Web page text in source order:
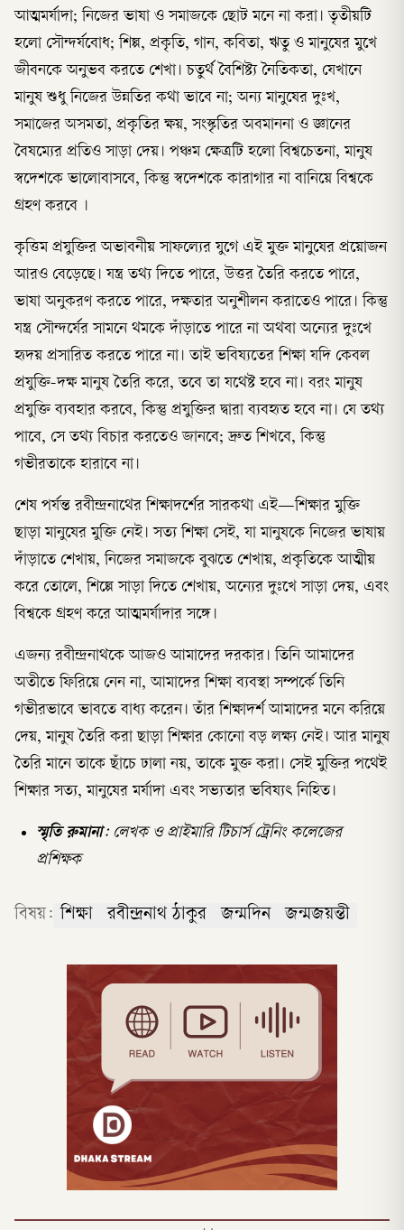
আত্মমর্যাদা; নিজের ভাষা ও সমাজকে ছোট মনে না করা। তৃতীয়টি
হলো সৌন্দর্যবোধ; শিল্প, প্রকৃতি, গান, কবিতা, ঋতু ও মানুষের মুখে
জীবনকে অনুভব করতে শেখা। চতুর্থ বৈশিষ্ট্য নৈতিকতা, যেখানে
মানুষ শুধু নিজের উন্নতির কথা ভাবে না; অন্য মানুষের দুঃখ,
সমাজের অসমতা, প্রকৃতির ক্ষয়, সংস্কৃতির অবমাননা ও জ্ঞানের
বৈষম্যের প্রতিও সাড়া দেয়। পঞ্চম ক্ষেত্রটি হলো বিশ্বচেতনা, মানুষ
স্বদেশকে ভালোবাসবে, কিন্তু স্বদেশকে কারাগার না বানিয়ে বিশ্বকে
গ্রহণ করবে ।
কৃত্তিম প্রযুক্তির অভাবনীয় সাফল্যের যুগে এই মুক্ত মানুষের প্রয়োজন
আরও বেড়েছে। যন্ত্র তথ্য দিতে পারে, উত্তর তৈরি করতে পারে,
ভাষা অনুকরণ করতে পারে, দক্ষতার অনুশীলন করাতেও পারে। কিন্তু
যন্ত্র সৌন্দর্যের সামনে থমকে দাঁড়াতে পারে না অথবা অন্যের দুঃখে
হৃদয় প্রসারিত করতে পারে না। তাই ভবিষ্যতের শিক্ষা যদি কেবল
প্রযুক্তি-দক্ষ মানুষ তৈরি করে, তবে তা যথেষ্ট হবে না। বরং মানুষ
প্রযুক্তি ব্যবহার করবে, কিন্তু প্রযুক্তির দ্বারা ব্যবহৃত হবে না। যে তথ্য
পাবে, সে তথ্য বিচার করতেও জানবে; দ্রুত শিখবে, কিন্তু
গভীরতাকে হারাবে না।
শেষ পর্যন্ত রবীন্দ্রনাথের শিক্ষাদর্শের সারকথা এই—শিক্ষার মুক্তি
ছাড়া মানুষের মুক্তি নেই। সত্য শিক্ষা সেই, যা মানুষকে নিজের ভাষায়
দাঁড়াতে শেখায়, নিজের সমাজকে বুঝতে শেখায়, প্রকৃতিকে আত্মীয়
করে তোলে, শিল্পে সাড়া দিতে শেখায়, অন্যের দুঃখে সাড়া দেয়, এবং
বিশ্বকে গ্রহণ করে আত্মমর্যাদার সঙ্গে।
এজন্য রবীন্দ্রনাথকে আজও আমাদের দরকার। তিনি আমাদের
অতীতে ফিরিয়ে নেন না, আমাদের শিক্ষা ব্যবস্থা সম্পর্কে তিনি
গভীরভাবে ভাবতে বাধ্য করেন। তাঁর শিক্ষাদর্শ আমাদের মনে করিয়ে
দেয়, মানুষ তৈরি করা ছাড়া শিক্ষার কোনো বড় লক্ষ্য নেই। আর মানুষ
তৈরি মানে তাকে ছাঁচে ঢালা নয়, তাকে মুক্ত করা। সেই মুক্তির পথেই
শিক্ষার সত্য, মানুষের মর্যাদা এবং সভ্যতার ভবিষ্যৎ নিহিত।
স্মৃতি রুমানা: লেখক ও প্রাইমারি টিচার্স ট্রেনিং কলেজের
প্রশিক্ষক
বিষয়: শিক্ষা রবীন্দ্রনাথ ঠাকুর জন্মদিন জন্মজয়ন্তী